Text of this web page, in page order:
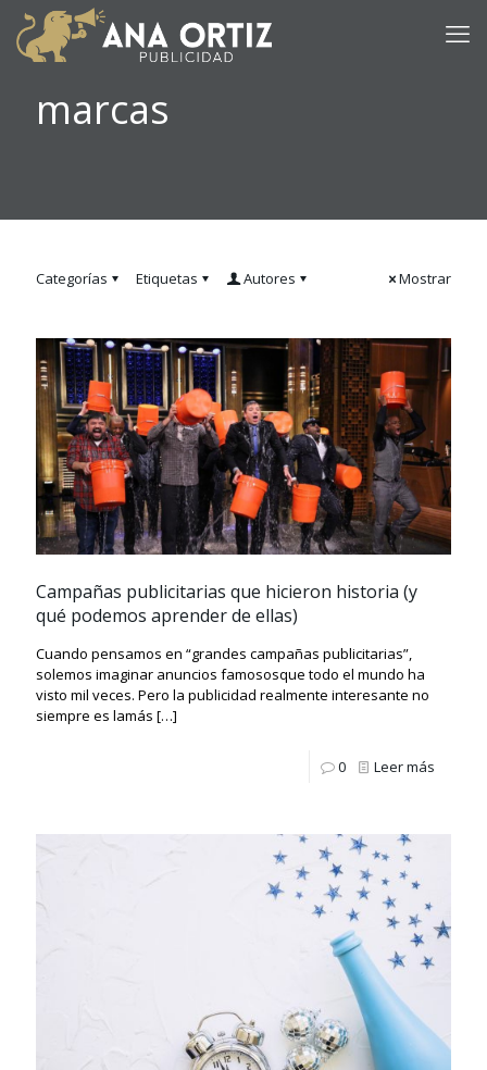
marcas
Categorías Etiquetas Autores Mostrar
Campañas publicitarias que hicieron historia (y
qué podemos aprender de ellas)
Cuando pensamos en “grandes campañas publicitarias”,
solemos imaginar anuncios famososque todo el mundo ha
visto mil veces. Pero la publicidad realmente interesante no
siempre es lamás […]
0 Leer más